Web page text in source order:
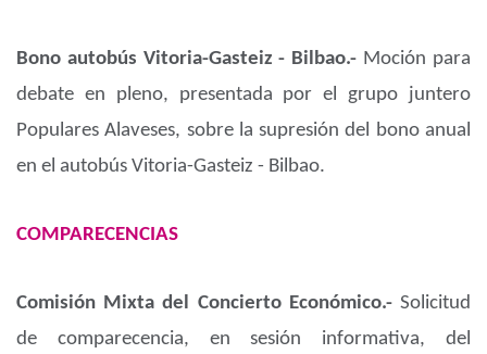
Bono autobús Vitoria-Gasteiz - Bilbao.- Moción para
debate en pleno, presentada por el grupo juntero
Populares Alaveses, sobre la supresión del bono anual
en el autobús Vitoria-Gasteiz - Bilbao.
COMPARECENCIAS
Comisión Mixta del Concierto Económico.- Solicitud
de comparecencia, en sesión informativa, del